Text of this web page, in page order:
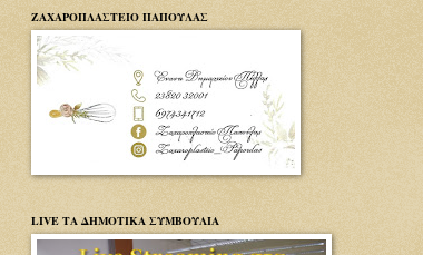
ΖΑΧΑΡΟΠΛΑΣΤΕΙΟ ΠΑΠΟΥΛΑΣ
LIVE ΤΑ ΔΗΜΟΤΙΚΑ ΣΥΜΒΟΥΛΙΑ